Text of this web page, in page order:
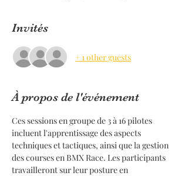
Invités
+ 1 other guests
À propos de l'événement
Ces sessions en groupe de 3 à 16 pilotes
incluent l'apprentissage des aspects
techniques et tactiques, ainsi que la gestion
des courses en BMX Race. Les participants
travailleront sur leur posture en